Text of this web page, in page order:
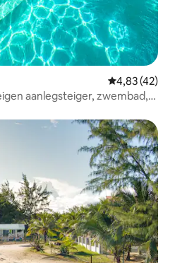
Gemiddelde
4,83 (42)
aanlegsteiger, zwembad,